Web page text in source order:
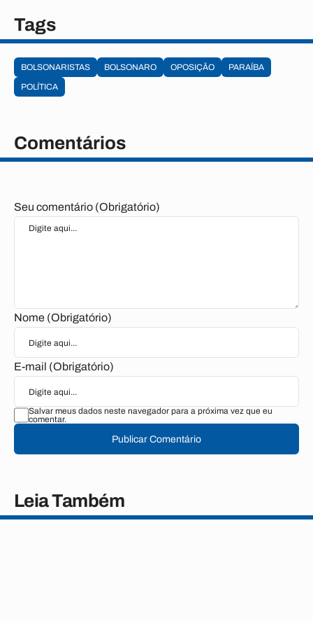
Tags
BOLSONARISTAS BOLSONARO OPOSIÇÃO
PARAÍBA
POLÍTICA
Comentários
Seu comentário (Obrigatório)
Nome (Obrigatório)
E-mail (Obrigatório)
Salvar meus dados neste navegador para a próxima vez que eu
comentar.
Publicar Comentário
Leia Também